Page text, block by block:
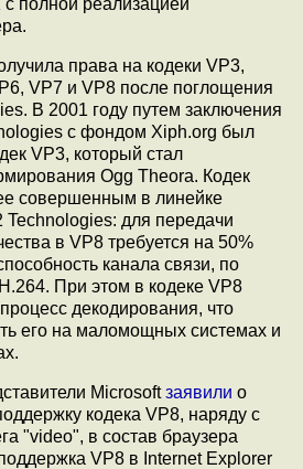
c полной реализацией
права на кодеки VP3,
VP7 и VP8 после поглощения
В 2001 году путем заключения
с фондом Xiph.org был
VP3, который стал
Ogg Theora. Кодек
совершенным в линейке
Technologies: для передачи
в VP8 требуется на 50%
канала связи, по
При этом в кодеке VP8
декодирования, что
его на маломощных системах и
Microsoftзаявили о
кодека VP8, наряду с
"video", в состав браузера
VP8 в Internet Explorer